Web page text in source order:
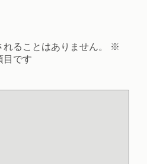
ることはありません。
※
目です